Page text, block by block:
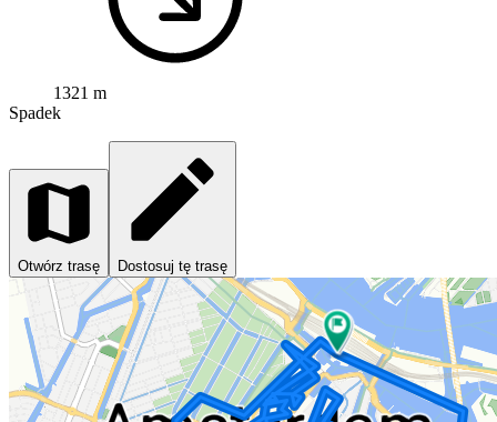
1321 m
Spadek
Otwórz trasę Dostosuj tę trasę